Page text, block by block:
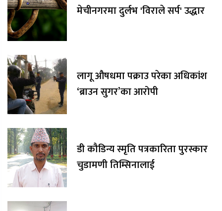
मेचीनगरमा दुर्लभ 'विराले सर्प' उद्धार
लागू औषधमा पक्राउ परेका अधिकांश
‘ब्राउन सुगर’का आरोपी
डी कौडिन्य स्मृति पत्रकारिता पुरस्कार
चुडामणी तिम्सिनालाई